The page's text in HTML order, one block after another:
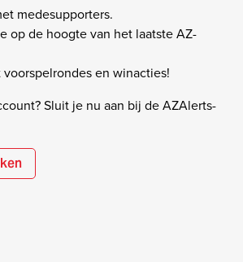
medesupporters.
op de hoogte van het laatste AZ-
en winacties!
Sluit je nu aan bij de AZAlerts-